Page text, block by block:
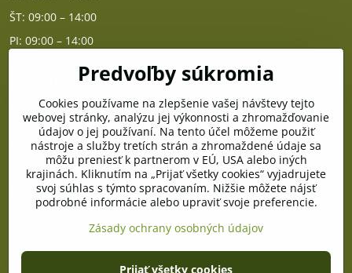
ŠT: 09:00 – 14:00
PI: 09:00 – 14:00
PO - PIA od 10:00 do 14:00
Telefón poradňa:
+421 903 996 513
E-mail:
poradna@pramenzdravia.sk
©2026Copyright
Predvoľby súkromia
Cookies používame na zlepšenie vašej návštevy tejto
webovej stránky, analýzu jej výkonnosti a zhromažďovanie
údajov o jej používaní. Na tento účel môžeme použiť
nástroje a služby tretích strán a zhromaždené údaje sa
môžu preniesť k partnerom v EÚ, USA alebo iných
krajinách. Kliknutím na „Prijať všetky cookies“ vyjadrujete
svoj súhlas s týmto spracovaním. Nižšie môžete nájsť
podrobné informácie alebo upraviť svoje preferencie.
Zásady ochrany osobných údajov
Prijať všetky cookies